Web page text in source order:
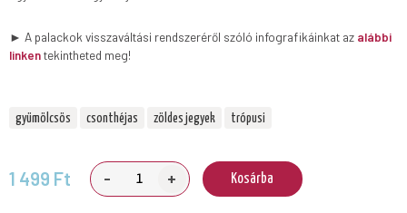
► A palackok visszaváltási rendszeréről szóló infografikáinkat az alábbi
linkentekintheted meg!
gyümölcsös csonthéjas zöldes jegyek trópusi
1 499 Ft - + Kosárba